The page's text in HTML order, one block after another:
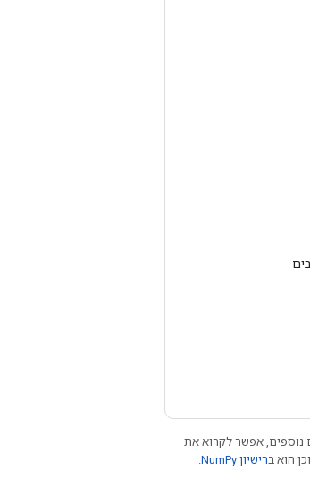
נוספים, אפשר לקרוא את
רישיון NumPy‏